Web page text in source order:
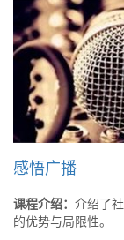
感悟广播
课程介绍： 介绍了
的优势与局限性。